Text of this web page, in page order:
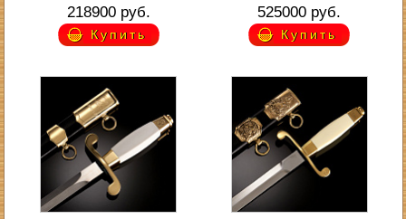
218900 руб.
Купить
525000 руб.
Купить